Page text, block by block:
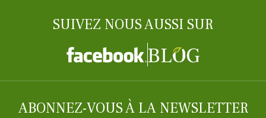
SUIVEZ NOUS AUSSI SUR
ABONNEZ-VOUS À LA NEWSLETTER